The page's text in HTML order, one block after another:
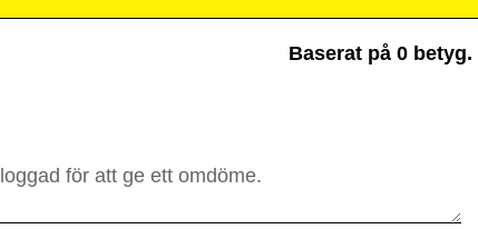
Baserat på 0 betyg.